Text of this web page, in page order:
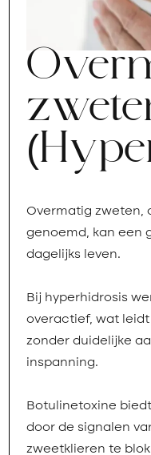
Overmatig zweten,
genoemd, kan een
dagelijks leven.
Bij hyperhidrosis
overactief, wat
zonder duidelijke
inspanning.
Botulinetoxine
door de signalen
zweetklieren te